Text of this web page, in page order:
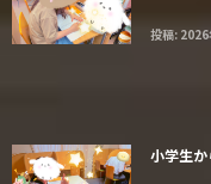
投稿:
小学生